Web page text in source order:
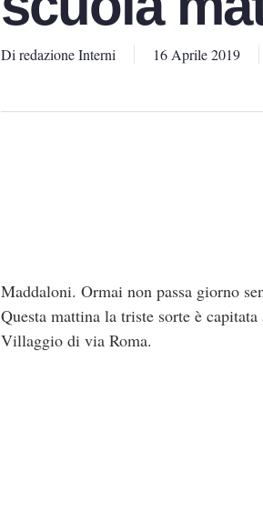
Di redazione Interni 16 Aprile 2019
Maddaloni. Ormai non passa giorno
Questa mattina la triste sorte è
Villaggio di via Roma.